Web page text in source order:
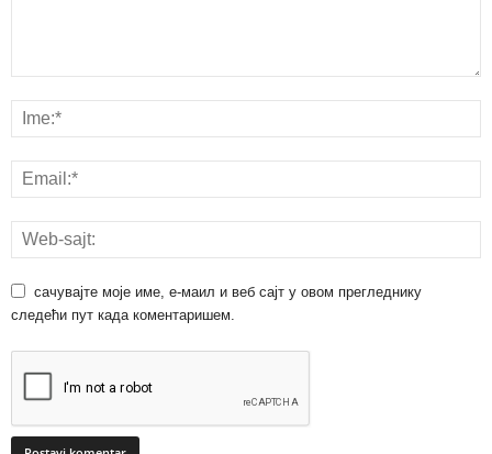
сачувајте моје име, е-маил и веб сајт у овом прегледнику
следећи пут када коментаришем.